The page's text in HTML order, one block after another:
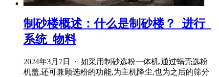
制砂楼概述：什么是制砂楼？_进行_
系统_物料
2024年3月7日 · 如采用制砂选粉一体机,通过蜗壳选粉
机盖,还可兼顾选粉的功能,为主机降尘,也为之后的筛分